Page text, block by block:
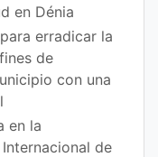
en Dénia
erradicar la
de
con una
en la
de